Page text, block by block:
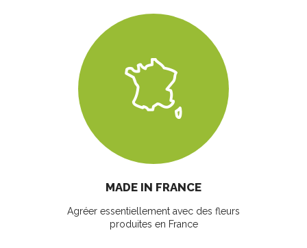
MADE IN FRANCE
Agréer essentiellement avec des fleurs
produites en France